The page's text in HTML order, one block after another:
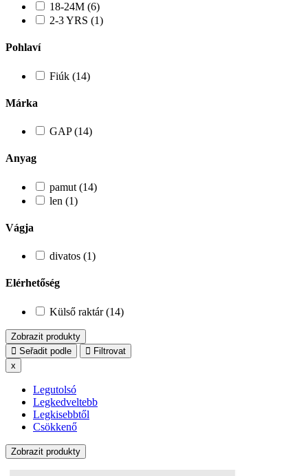
18-24M (6)
2-3 YRS (1)
Pohlaví
Fiúk (14)
Márka
GAP (14)
Anyag
pamut (14)
len (1)
Vágja
divatos (1)
Elérhetőség
Külső raktár (14)
Zobrazit produkty
Seřadit podle
Filtrovat
x
Legutolsó
Legkedveltebb
Legkisebbtől
Csökkenő
Zobrazit produkty